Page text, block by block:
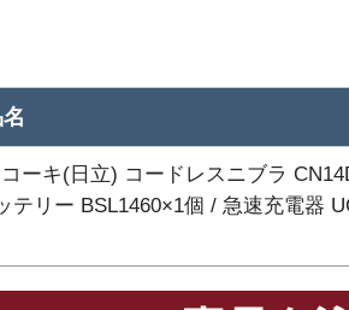
ーキ(日立) コードレスニブラ
テリー BSL1460×1個 / 急速充電器